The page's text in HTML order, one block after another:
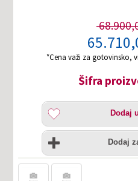
*Cena važi za gotovinsko,
Šifra
Dodaj
listu
želja
Dodaj
Uporedi
Dodaj